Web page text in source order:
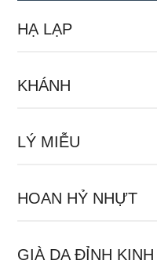
HẠ LẠP
KHÁNH
LÝ MIỄU
HOAN HỶ NHỰT
GIÀ DA ĐỈNH KINH